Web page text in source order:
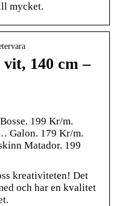
mycket.
140 cm –
199 Kr/m.
Galon. 179 Kr/m.
Matador. 199
kreativiteten! Det
och har en kvalitet